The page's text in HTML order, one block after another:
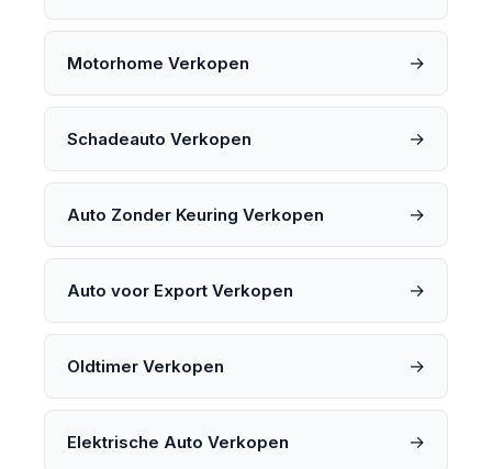
Motorhome Verkopen →
Schadeauto Verkopen →
Auto Zonder Keuring Verkopen →
Auto voor Export Verkopen →
Oldtimer Verkopen →
Elektrische Auto Verkopen →